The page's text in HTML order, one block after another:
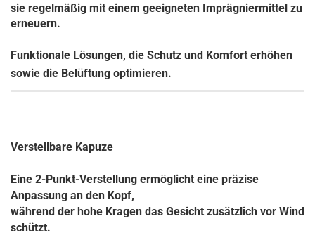
sie regelmäßig mit einem geeigneten Imprägniermittel zu
erneuern.
Funktionale Lösungen, die Schutz und Komfort erhöhen
sowie die Belüftung optimieren.
Verstellbare Kapuze
Eine 2-Punkt-Verstellung ermöglicht eine präzise
Anpassung an den Kopf,
während der hohe Kragen das Gesicht zusätzlich vor Wind
schützt.